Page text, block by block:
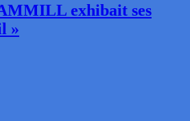
exhibait ses
»